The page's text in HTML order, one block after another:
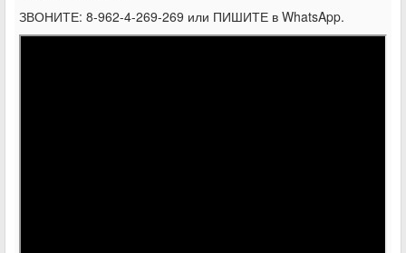
ЗВОНИТЕ: 8-962-4-269-269 или ПИШИТЕ в WhatsApp.